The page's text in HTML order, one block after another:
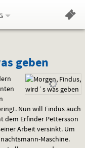
.
geben
Nun will Findus auch
dem Erfinder Pettersson
Arbeit versinkt. Um
Maschine.